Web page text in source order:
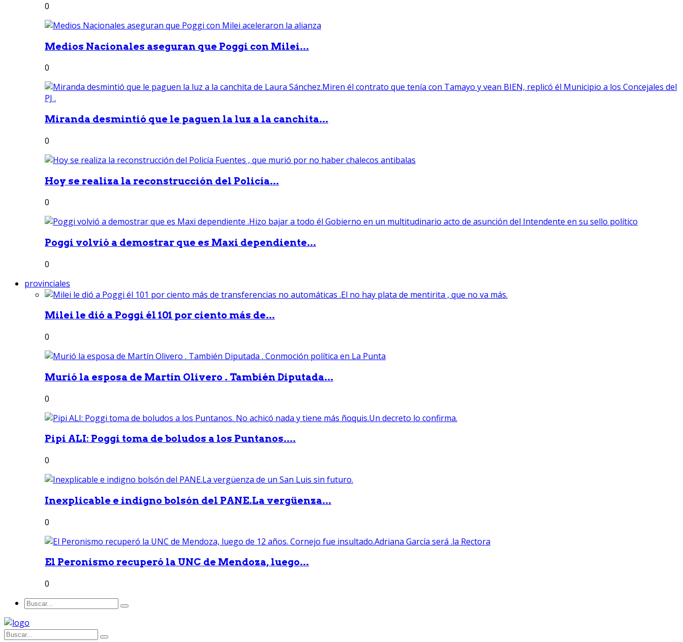
0
Medios Nacionales aseguran que Poggi con Milei...
0
Miranda desmintió que le paguen la luz a la canchita...
0
Hoy se realiza la reconstrucción del Policía...
0
Poggi volvió a demostrar que es Maxi dependiente...
0
provinciales
Milei le dió a Poggi él 101 por ciento más de...
0
Murió la esposa de Martín Olivero . También Diputada...
0
Pipi ALI: Poggi toma de boludos a los Puntanos....
0
Inexplicable e indigno bolsón del PANE.La vergüenza...
0
El Peronismo recuperó la UNC de Mendoza, luego...
0